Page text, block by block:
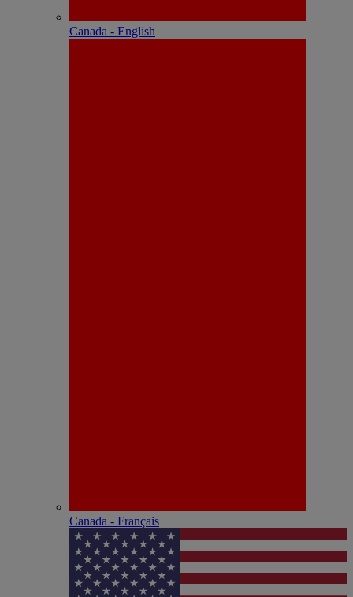
Canada - English
Canada - Français